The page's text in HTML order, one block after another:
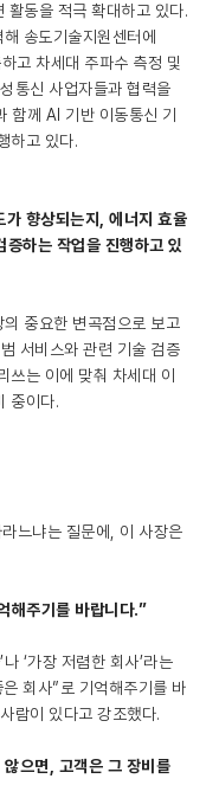
동을 적극 확대하고 있다.
송도기술지원센터에
차세대 주파수 측정 및
통신 사업자들과 협력을
함께 AI 기반 이동통신 기
하고 있다.
향상되는지, 에너지 효율
하는 작업을 진행하고 있
중요한 변곡점으로 보고
서비스와 관련 기술 검증
쓰는 이에 맞춰 차세대 이
중이다.
느냐는 질문에, 이 사장은
해주기를 바랍니다.”
‘가장 저렴한 회사’라는
회사”로 기억해주기를 바
람이 있다고 강조했다.
으면, 고객은 그 장비를